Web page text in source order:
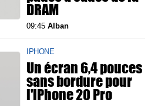
DRAM
09:45Alban
IPHONE
Un écran 6,4 pouces
sans bordure pour
l'iPhone 20 Pro